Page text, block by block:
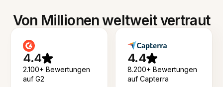
Von Millionen weltweit vertraut
4.4
2.100+ Bewertungen
auf G2
4.4
8.200+ Bewertungen
auf Capterra